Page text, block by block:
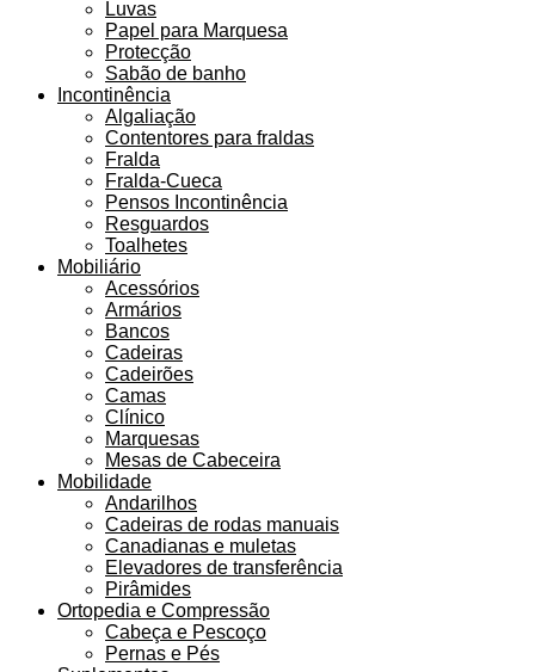
Luvas
Papel para Marquesa
Protecção
Sabão de banho
Incontinência
Algaliação
Contentores para fraldas
Fralda
Fralda-Cueca
Pensos Incontinência
Resguardos
Toalhetes
Mobiliário
Acessórios
Armários
Bancos
Cadeiras
Cadeirões
Camas
Clínico
Marquesas
Mesas de Cabeceira
Mobilidade
Andarilhos
Cadeiras de rodas manuais
Canadianas e muletas
Elevadores de transferência
Pirâmides
Ortopedia e Compressão
Cabeça e Pescoço
Pernas e Pés